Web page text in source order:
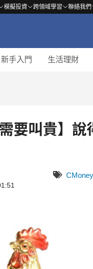
模擬投資 跨領域學習 聯絡我們
新手入門 生活理財
要叫貴】